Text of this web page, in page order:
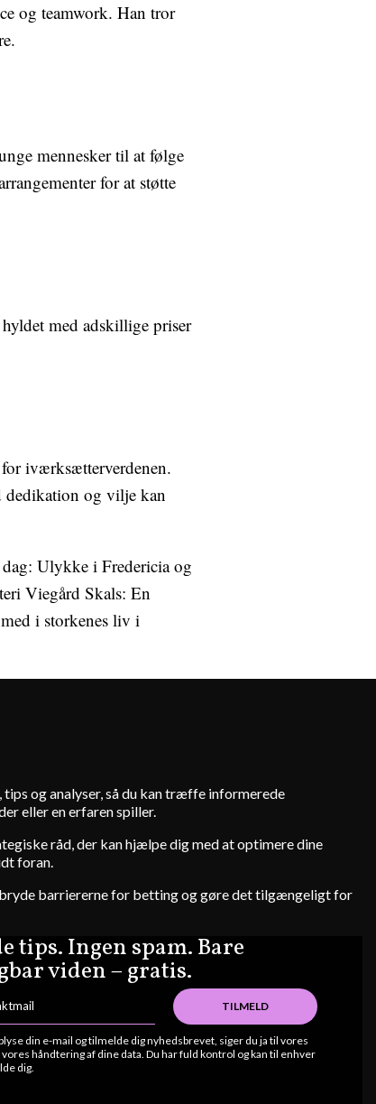
og teamwork. Han tror
mennesker til at følge
for at støtte
med adskillige priser
iværksætterverdenen.
dedikation og vilje kan
Ulykke i Fredericia og
Viegård Skals: En
i storkenes liv i
tips. Ingen spam. Bare
viden – gratis.
TILMELD
din e-mail og tilmelde dig nyhedsbrevet, siger du ja til vores
vores håndtering af dine data. Du har fuld kontrol og kan til enhver
dig.
og analyser, så du kan træffe informerede
eller en erfaren spiller.
råd, der kan hjælpe dig med at optimere dine
foran.
barriererne for betting og gøre det tilgængeligt for